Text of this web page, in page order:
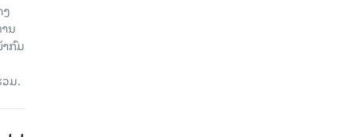
ນ
ກົມ
ມ.